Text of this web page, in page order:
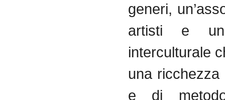
generi,
artisti e
interculturale
una ricchezza
e di